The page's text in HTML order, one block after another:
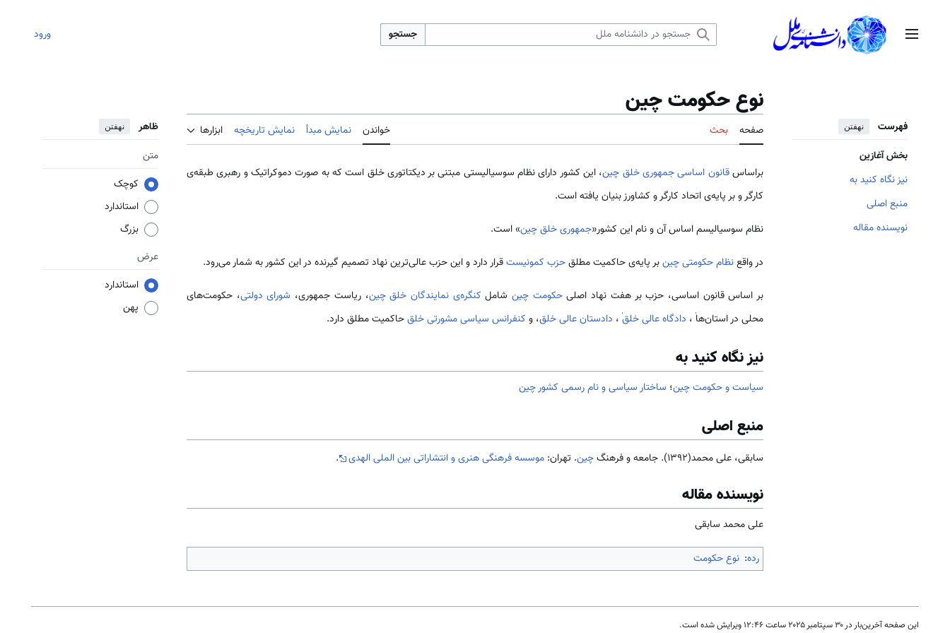
منوی اصلی جستجو ورود
فهرست نهفتن
بخش آغازین
نیز نگاه کنید به
منبع اصلی
نویسنده مقاله
نوع حكومت چین
صفحه بحث خواندن نمایش مبدأ نمایش تاریخچه ابزارها ظاهر نهفتن
متن
کوچک
استاندارد
بزرگ
عرض
استاندارد
پهن
براساسقانون اساسیجمهوری خلق چین، این کشور دارای نظام سوسیالیستی مبتنی بر دیکتاتوری خلق است که به صورت دموکراتیک و رهبری طبقه­‌ی
کارگر و بر پایه­‌ی اتحاد کارگر و کشاورز بنیان یافته است.
نظام سوسیالیسم اساس آن و نام این کشور«جمهوری خلق چین» است.
در واقعنظام حکومتی چینبر پایه­‌ی حاکمیت مطلقحزب کمونیستقرار دارد و این حزب عالی­‌ترین نهاد تصمیم گیرنده در این کشور به شمار می­‌رود.
بر اساس قانون اساسی، حزب بر هفت نهاد اصلیحکومت چینشامل کنگره­‌ی نمایندگان خلق چین، ریاست جمهوری، شورای دولتی، حکومت­­‌های
محلی در استان­‌ها ٰ، دادگاه عالی خلق ٰ، دادستان عالی خلق، و کنفرانس سیاسی مشورتی خلقحاکمیت مطلق دارد.
نیز نگاه کنید به
سیاست و حکومت چین؛ ساختار سیاسی و نام رسمی کشور چین
منبع اصلی
سابقی، علی محمد(1392). جامعه و فرهنگ چین. تهران: موسسه فرهنگی هنری و انتشاراتی بین الملی الهدی .
نویسنده مقاله
علی محمد سابقی
رده: نوع حکومت
این صفحه آخرین‌بار در ‏۳۰ سپتامبر ۲۰۲۵ ساعت ‏۱۲:۴۶ ویرایش شده است.